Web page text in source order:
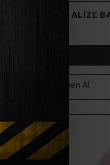
ALIZE
Hemen Al